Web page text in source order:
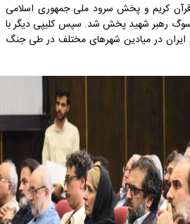
کریم و پخش سرود ملی جمهوری اسلامی
سوگ رهبر شهید پخش شد. سپس کلیپی دیگر با
در میادین شهرهای مختلف در طی جنگ